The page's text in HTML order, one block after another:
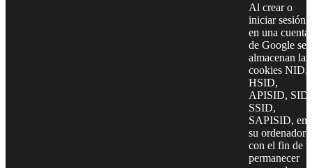
Al crear o
iniciar sesión
en una cuenta
de Google se
almacenan las
cookies NID,
HSID,
APISID, SID,
SSID,
SAPISID, en
su ordenador
con el fin de
permanecer